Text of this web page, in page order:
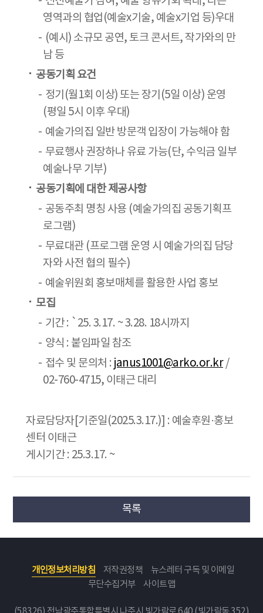
영역과의 협업(예술x기술, 예술x기업 등)우대
(예시) 소규모 공연, 토크 콘서트, 작가와의 만
남 등
공동기획 요건
정기(월1회 이상) 또는 장기(5일 이상) 운영
(평일 5시 이후 우대)
예술가의집 일반 방문객 입장이 가능해야 함
무료행사 권장하나 유료 가능(단, 수익금 일부
예술나무 기부)
공동기획에 대한 제공사항
공동주최 명칭 사용 (예술가의집 공동기획프
로그램)
무료대관 (프로그램 운영 시 예술가의집 담당
자와 사전 협의 필수)
예술위원회 홍보매체를 활용한 사업 홍보
모집
기간 : `25. 3.17. ~ 3.28. 18시까지
양식 : 붙임파일 참조
접수 및 문의처 : janus1001@arko.or.kr/
02-760-4715, 이태근 대리
자료담당자[기준일(2025.3.17.)] : 예술후원·홍보
센터 이태근
게시기간 : 25.3.17. ~
목록
개인정보처리방침 저작권정책
뉴스레터 구독 및 이메일
무단수집거부
사이트맵